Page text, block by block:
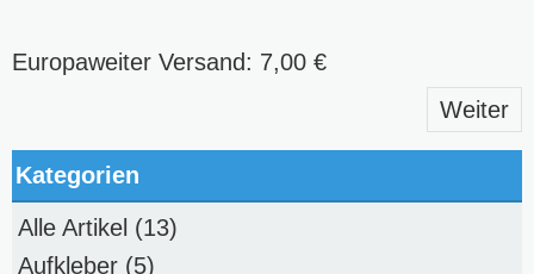
Europaweiter Versand: 7,00 €
Weiter
Kategorien
Alle Artikel (13)
Aufkleber (5)